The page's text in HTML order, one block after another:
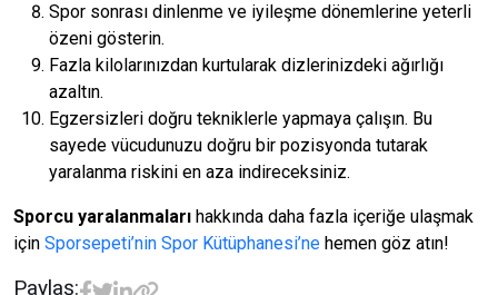
Spor sonrası dinlenme ve iyileşme dönemlerine yeterli
özeni gösterin.
Fazla kilolarınızdan kurtularak dizlerinizdeki ağırlığı
azaltın.
Egzersizleri doğru tekniklerle yapmaya çalışın. Bu
sayede vücudunuzu doğru bir pozisyonda tutarak
yaralanma riskini en aza indireceksiniz.
Sporcu yaralanmaları hakkında daha fazla içeriğe ulaşmak
için Sporsepeti’nin Spor Kütüphanesi’ne hemen göz atın!
Paylaş: